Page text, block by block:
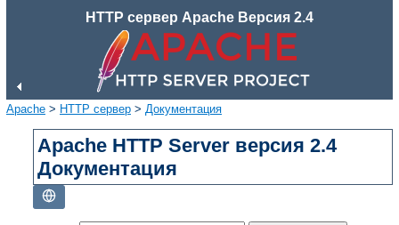
HTTP сервер Apache Версия 2.4
Apache > HTTP сервер > Документация
Apache HTTP Server версия 2.4
Документация